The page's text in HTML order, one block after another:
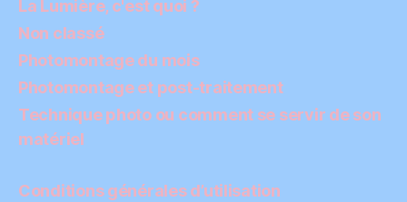
La Lumière, c'est quoi ?
Non classé
Photomontage du mois
Photomontage et post-traitement
Technique photo ou comment se servir de son
matériel
Conditions générales d’utilisation